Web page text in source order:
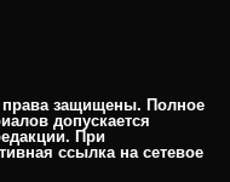
права защищены. Полное
допускается
При
ссылка на сетевое